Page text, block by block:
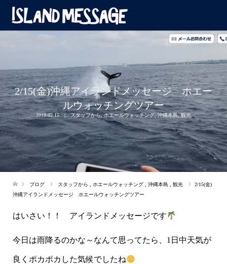
2/15(金)沖縄アイランドメッセージ ホエー
ルウォッチングツアー
2019.02.15 スタッフから,ホエールウォッチング, 沖縄本島,観光
ブログ スタッフから ホエールウォッチング 沖縄本島 観光
2/15(金)
沖縄アイランドメッセージ ホエールウォッチングツアー
はいさい！！ アイランドメッセージです
今日は雨降るのかな～なんて思ってたら、1日中天気が
良くポカポカした気候でしたね